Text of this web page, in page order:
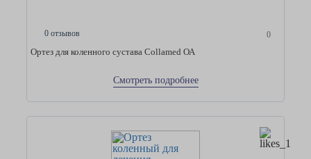
0 отзывов 0
Ортез для коленного сустава Collamed ОА
Смотреть подробнее